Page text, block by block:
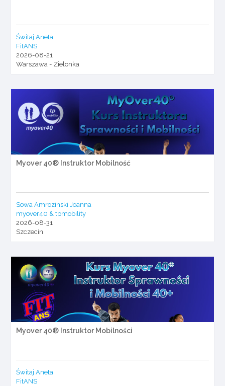
Świtaj Aneta
FitANS
2026-08-21
Warszawa - Zielonka
Myover 40® Instruktor Mobilność
Sowa Amrozinski Joanna
myover40 & tpmobility
2026-08-31
Szczecin
Myover 40® Instruktor Mobilności
Świtaj Aneta
FitANS